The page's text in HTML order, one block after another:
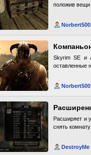
положив вещи
Norbert500
Skyrim SE и
оставленные
Norbert500
Расширяет и
снять
DestroyMe